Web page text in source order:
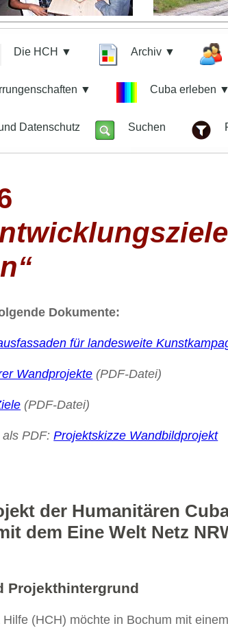
Die HCH ▼ Archiv ▼
▼ Cuba erleben ▼
Datenschutz Suchen
Dokumente:
für landesweite
Wandprojekte (PDF-Datei)
(PDF-Datei)
als PDF:Projektskizze Wandbildprojekt
der Humanitären
dem Eine Welt Netz
Projekthintergrund
(HCH) möchte in Bochum mit